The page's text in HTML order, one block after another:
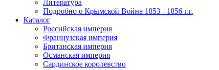
Литература
Подробно о Крымской Войне 1853 - 1856 г.г.
Каталог
Российская империя
Французская империя
Британская империя
Османская империя
Сардинское королевство